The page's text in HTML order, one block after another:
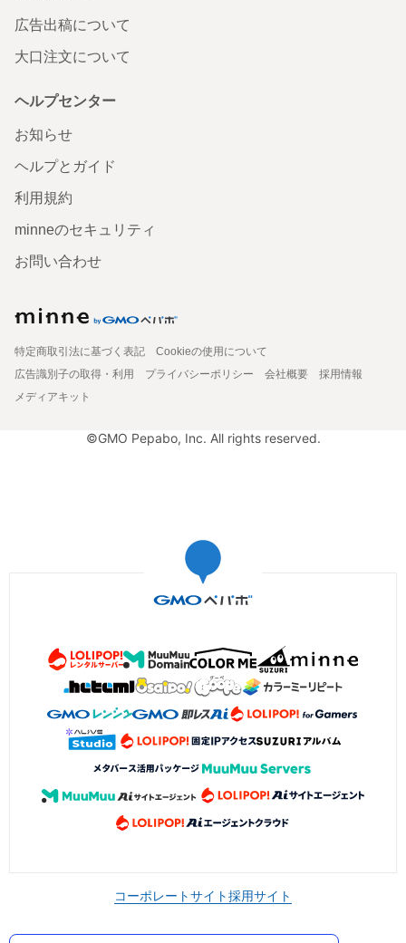
広告出稿について
大口注文について
ヘルプセンター
お知らせ
ヘルプとガイド
利用規約
minneのセキュリティ
お問い合わせ
特定商取引法に基づく表記
Cookieの使用について
広告識別子の取得・利用
プライバシーポリシー 会社概要
採用情報
メディアキット
©GMO Pepabo, Inc. All rights reserved.
コーポレートサイト採用サイト